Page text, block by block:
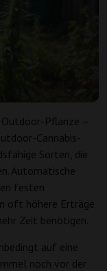
Pflanze –
Cannabis-
Sorten, die
Automatische
festen
oft höhere Erträge
Zeit benötigen.
auf eine
noch vor der